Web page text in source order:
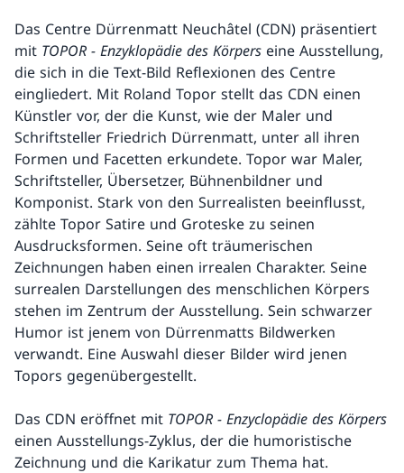
Das Centre Dürrenmatt Neuchâtel (CDN) präsentiert
mit TOPOR - Enzyklopädie des Körpers eine Ausstellung,
die sich in die Text-Bild Reflexionen des Centre
eingliedert. Mit Roland Topor stellt das CDN einen
Künstler vor, der die Kunst, wie der Maler und
Schriftsteller Friedrich Dürrenmatt, unter all ihren
Formen und Facetten erkundete. Topor war Maler,
Schriftsteller, Übersetzer, Bühnenbildner und
Komponist. Stark von den Surrealisten beeinflusst,
zählte Topor Satire und Groteske zu seinen
Ausdrucksformen. Seine oft träumerischen
Zeichnungen haben einen irrealen Charakter. Seine
surrealen Darstellungen des menschlichen Körpers
stehen im Zentrum der Ausstellung. Sein schwarzer
Humor ist jenem von Dürrenmatts Bildwerken
verwandt. Eine Auswahl dieser Bilder wird jenen
Topors gegenübergestellt.
Das CDN eröffnet mit TOPOR - Enzyclopädie des Körpers
einen Ausstellungs-Zyklus, der die humoristische
Zeichnung und die Karikatur zum Thema hat.